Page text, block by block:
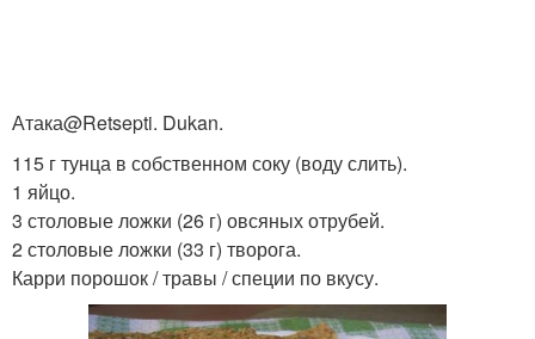
Атака@Retsepti. Dukan.
115 г тунца в собственном соку (воду слить).
1 яйцо.
3 столовые ложки (26 г) овсяных отрубей.
2 столовые ложки (33 г) творога.
Карри порошок / травы / специи по вкусу.